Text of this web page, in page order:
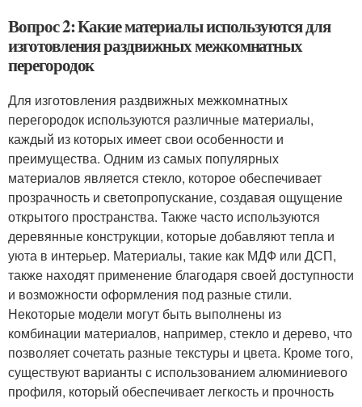
Вопрос 2: Какие материалы используются для
изготовления раздвижных межкомнатных
перегородок
Для изготовления раздвижных межкомнатных
перегородок используются различные материалы,
каждый из которых имеет свои особенности и
преимущества. Одним из самых популярных
материалов является стекло, которое обеспечивает
прозрачность и светопропускание, создавая ощущение
открытого пространства. Также часто используются
деревянные конструкции, которые добавляют тепла и
уюта в интерьер. Материалы, такие как МДФ или ДСП,
также находят применение благодаря своей доступности
и возможности оформления под разные стили.
Некоторые модели могут быть выполнены из
комбинации материалов, например, стекло и дерево, что
позволяет сочетать разные текстуры и цвета. Кроме того,
существуют варианты с использованием алюминиевого
профиля, который обеспечивает легкость и прочность